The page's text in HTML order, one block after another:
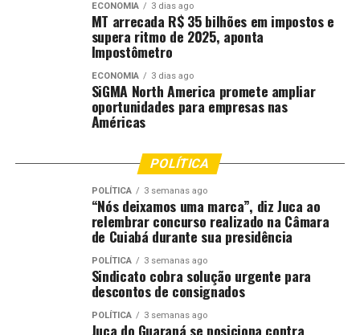
cultural na sexta-feira (13). O Carnaval do Araés reuniu
foliões e suas famílias no Centro Comunitário do Araés.
As ruas do Centro Histórico de Cuiabá foram tomadas
pelo cortejo cultural do Cordão Carnavalesco Vem
Quem Quer, no sábado (14) e na segunda-feira (16).
Organizado por coletivos independentes, o evento
Santos Dumont até a Praça da Mandioca.
Prefeitura de Cuiabá – MT
RELATED TOPICS: AVENIDA CELEBRAM
CUIABÁ
DESTAQUE FOLIÕES
MATO PRAÇA VIDA
ECONOMIA 3 dias ago
MT arrecada R$ 35 bilhões em impostos e
supera ritmo de 2025, aponta
Impostômetro
ECONOMIA 3 dias ago
SiGMA North America promete ampliar
oportunidades para empresas nas
Américas
POLÍTICA
POLÍTICA 3 semanas ago
“Nós deixamos uma marca”, diz Juca ao
relembrar concurso realizado na Câmara
de Cuiabá durante sua presidência
POLÍTICA 3 semanas ago
Sindicato cobra solução urgente para
descontos de consignados
POLÍTICA 3 semanas ago
Juca do Guaraná se posiciona contra